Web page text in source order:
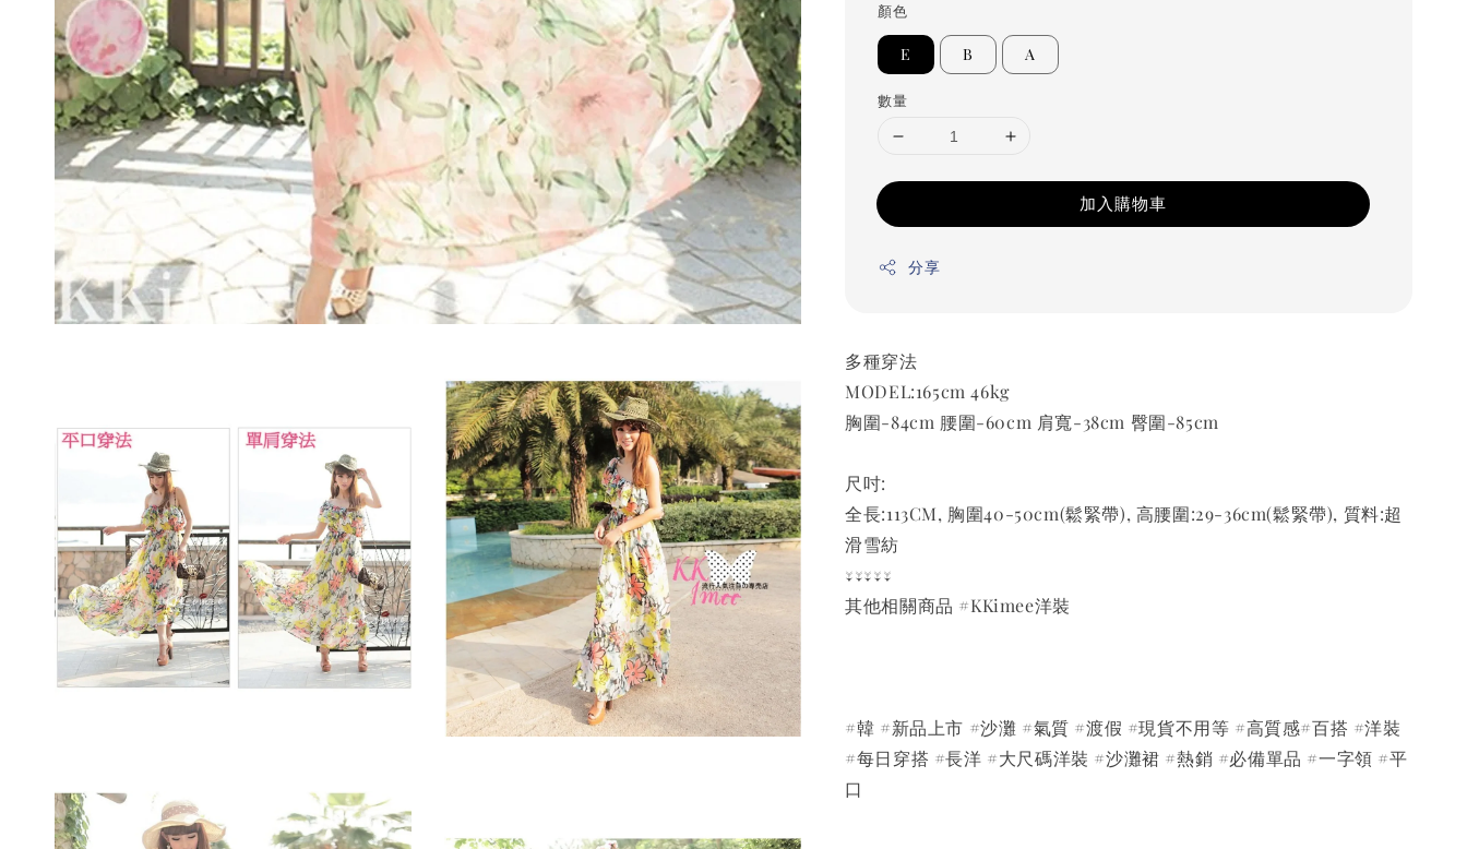
顏色
E B A
數量
加入購物車
分享
多種穿法
MODEL:165cm 46kg
胸圍-84cm 腰圍-60cm 肩寬-38cm 臀圍-85cm
尺吋:
全長:113CM, 胸圍40-50cm(鬆緊帶), 高腰圍:29-36cm(鬆緊帶), 質料:超
滑雪紡
↓↓↓↓↓
其他相關商品 #KKimee洋裝
#韓 #新品上市 #沙灘 #氣質 #渡假 #現貨不用等 #高質感#百搭 #洋裝
#每日穿搭 #長洋 #大尺碼洋裝 #沙灘裙 #熱銷 #必備單品 #一字領 #平
口